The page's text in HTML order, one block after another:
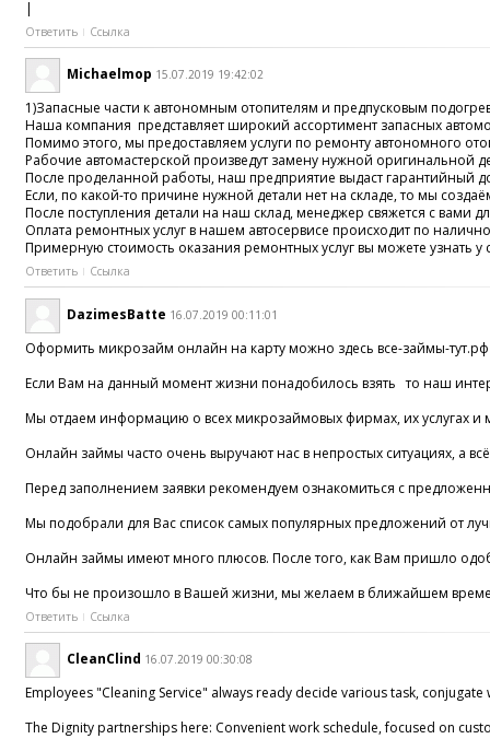
|
Ответить Ссылка
Michaelmop 15.07.2019 19:42:02
1)Запасные части к автономным отопителям и предпусковым
Наша компания представляет широкий ассортимент запасных
Помимо этого, мы предоставляем услуги по ремонту автономного
Рабочие автомастерской произведут замену нужной оригинальной
После проделанной работы, наш предприятие выдаст гарантийный
Если, по какой-то причине нужной детали нет на складе, то мы
После поступления детали на наш склад, менеджер свяжется с вами
Оплата ремонтных услуг в нашем автосервисе происходит по
Примерную стоимость оказания ремонтных услуг вы можете узнать у
Ответить Ссылка
DazimesBatte 16.07.2019 00:11:01
Оформить микрозайм онлайн на карту можно здесь все-займы-тут.рф
Если Вам на данный момент жизни понадобилось взять то наш
Мы отдаем информацию о всех микрозаймовых фирмах, их услугах и
Онлайн займы часто очень выручают нас в непростых ситуациях, а
Перед заполнением заявки рекомендуем ознакомиться с
Мы подобрали для Вас список самых популярных предложений от
Онлайн займы имеют много плюсов. После того, как Вам пришло
Что бы не произошло в Вашей жизни, мы желаем в ближайшем
Ответить Ссылка
CleanClind 16.07.2019 00:30:08
Employees "Cleaning Service" always ready decide various task,
The Dignity partnerships here: Convenient work schedule, focused on